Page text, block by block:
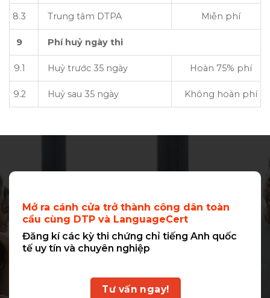
8.3 Trung tâm DTPA Miễn phí
9 Phí huỷ ngày thi
9.1 Huỷ trước 35 ngày Hoàn 75% phí
9.2 Huỷ sau 35 ngày Không hoàn phí
Mở ra cánh cửa trở thành công dân toàn
cầu cùng DTP và LanguageCert
Đăng kí các kỳ thi chứng chỉ tiếng Anh quốc
tế uy tín và chuyên nghiệp
Tư vấn ngay!